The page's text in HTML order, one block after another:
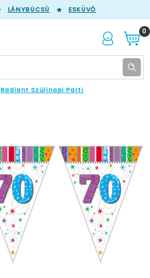
LÁNYBÚCSÚ ESKÜVŐ
0
Radiant Szülinapi Parti